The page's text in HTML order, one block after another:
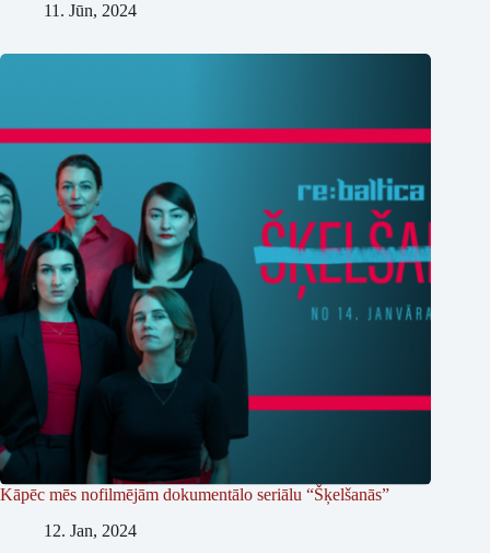
11. Jūn, 2024
Kāpēc mēs nofilmējām dokumentālo seriālu “Šķelšanās”
12. Jan, 2024